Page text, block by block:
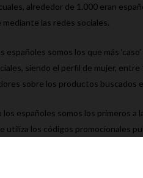
alrededor de 1.000 eran
mediante las redes sociales.
españoles somos los que más
siendo el perfil de mujer,
sobre los productos buscados
los españoles somos los primeros a
utiliza los códigos promocionales
superados por Italia: 50%) . Las
63% el perfil de 18 a 24 años), por